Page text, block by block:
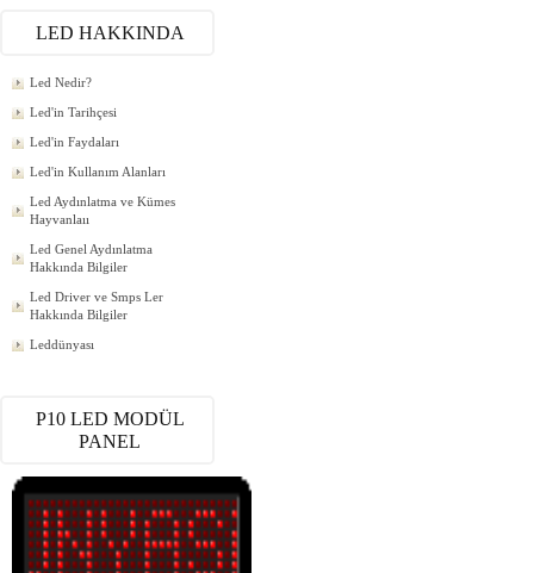
LED HAKKINDA
Led Nedir?
Led'in Tarihçesi
Led'in Faydaları
Led'in Kullanım Alanları
Led Aydınlatma ve Kümes
Hayvanlaıı
Led Genel Aydınlatma
Hakkında Bilgiler
Led Driver ve Smps Ler
Hakkında Bilgiler
Leddünyası
P10 LED MODÜL
PANEL